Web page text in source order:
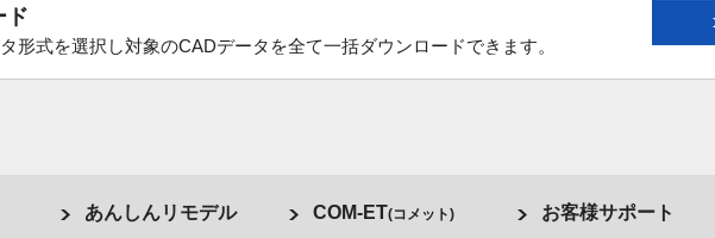
ド
形式を選択し対象のCADデータを全て一括ダウンロードできます。
あんしんリモデル COM-ET(コメット) お客様サポート